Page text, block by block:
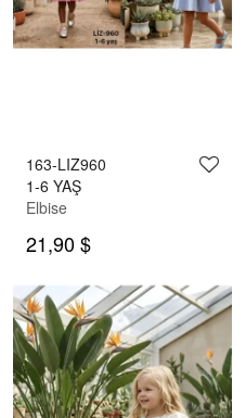
163-LIZ960
1-6 YAŞ
Elbise
21,90 $